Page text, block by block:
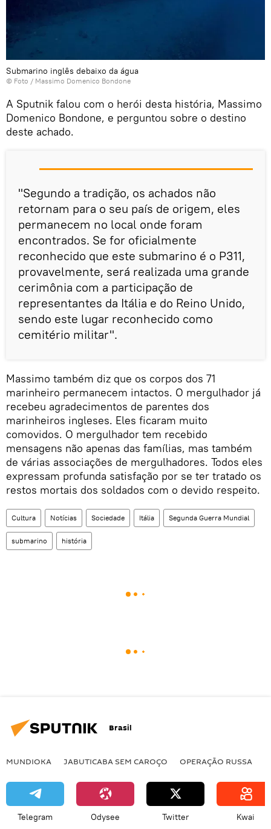
Submarino inglês debaixo da água
© Foto / Massimo Domenico Bondone
A Sputnik falou com o herói desta história, Massimo
Domenico Bondone, e perguntou sobre o destino
deste achado.
"Segundo a tradição, os achados não
retornam para o seu país de origem, eles
permanecem no local onde foram
encontrados. Se for oficialmente
reconhecido que este submarino é o P311,
provavelmente, será realizada uma grande
cerimônia com a participação de
representantes da Itália e do Reino Unido,
sendo este lugar reconhecido como
cemitério militar".
Massimo também diz que os corpos dos 71
marinheiro permanecem intactos. O mergulhador já
recebeu agradecimentos de parentes dos
marinheiros ingleses. Eles ficaram muito
comovidos. O mergulhador tem recebido
mensagens não apenas das famílias, mas também
de várias associações de mergulhadores. Todos eles
expressam profunda satisfação por se ter tratado os
restos mortais dos soldados com o devido respeito.
Cultura Notícias Sociedade Itália Segunda Guerra Mundial
submarino história
Brasil
MUNDIOKA JABUTICABA SEM CAROÇO OPERAÇÃO RUSSA
Telegram Odysee Twitter Kwai